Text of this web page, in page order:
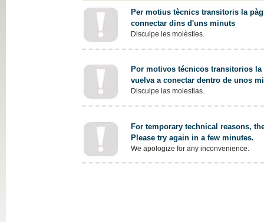
Per motius tècnics transitoris la
connectar dins d'uns minuts
Disculpe les molèsties.
Por motivos técnicos transitorios
vuelva a conectar dentro de unos
Disculpe las molestias.
For temporary technical reasons,
Please try again in a few minutes.
We apologize for any inconvenience.